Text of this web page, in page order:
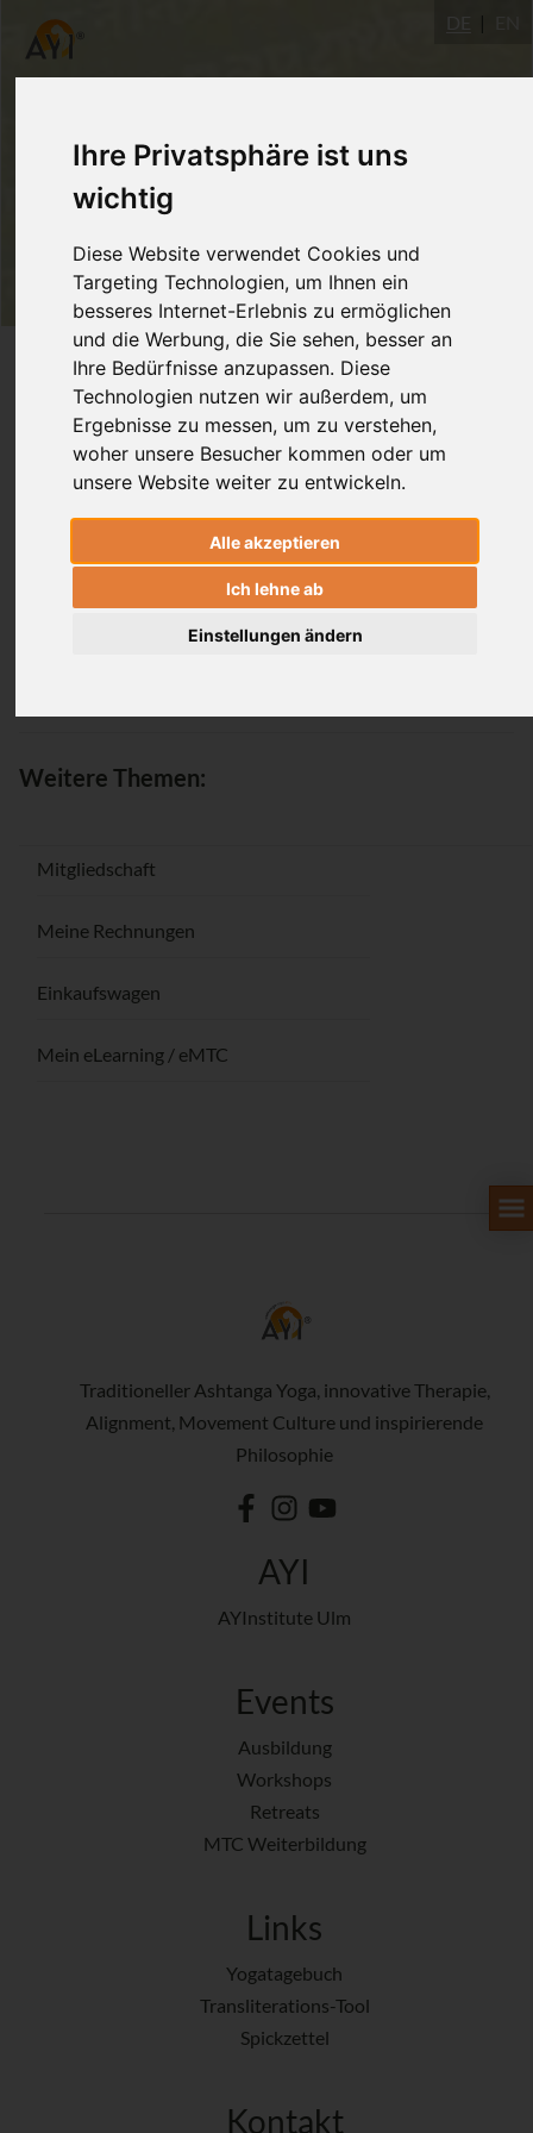
Ihre Privatsphäre ist uns
wichtig
Diese Website verwendet Cookies und
Targeting Technologien, um Ihnen ein
besseres Internet-Erlebnis zu ermöglichen
und die Werbung, die Sie sehen, besser an
Ihre Bedürfnisse anzupassen. Diese
Technologien nutzen wir außerdem, um
Ergebnisse zu messen, um zu verstehen,
woher unsere Besucher kommen oder um
unsere Website weiter zu entwickeln.
Alle akzeptieren
Ich lehne ab
Einstellungen ändern
Login
Passwort vergessen / Registrieren
Weitere Themen:
Mitgliedschaft
Meine Rechnungen
Einkaufswagen
Mein eLearning / eMTC
Traditioneller Ashtanga Yoga, innovative Therapie,
Alignment, Movement Culture und inspirierende
Philosophie
AYI
AYInstitute Ulm
Events
Ausbildung
Workshops
Retreats
MTC Weiterbildung
Links
Yogatagebuch
Transliterations-Tool
Spickzettel
Kontakt